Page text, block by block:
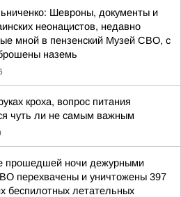
Шевроны, документы и
неонацистов, недавно
мной в пензенский Музей СВО, с
наземь
кроха, вопрос питания
чуть ли не самым важным
прошедшей ночи дежурными
перехвачены и уничтожены 397
беспилотных летательных